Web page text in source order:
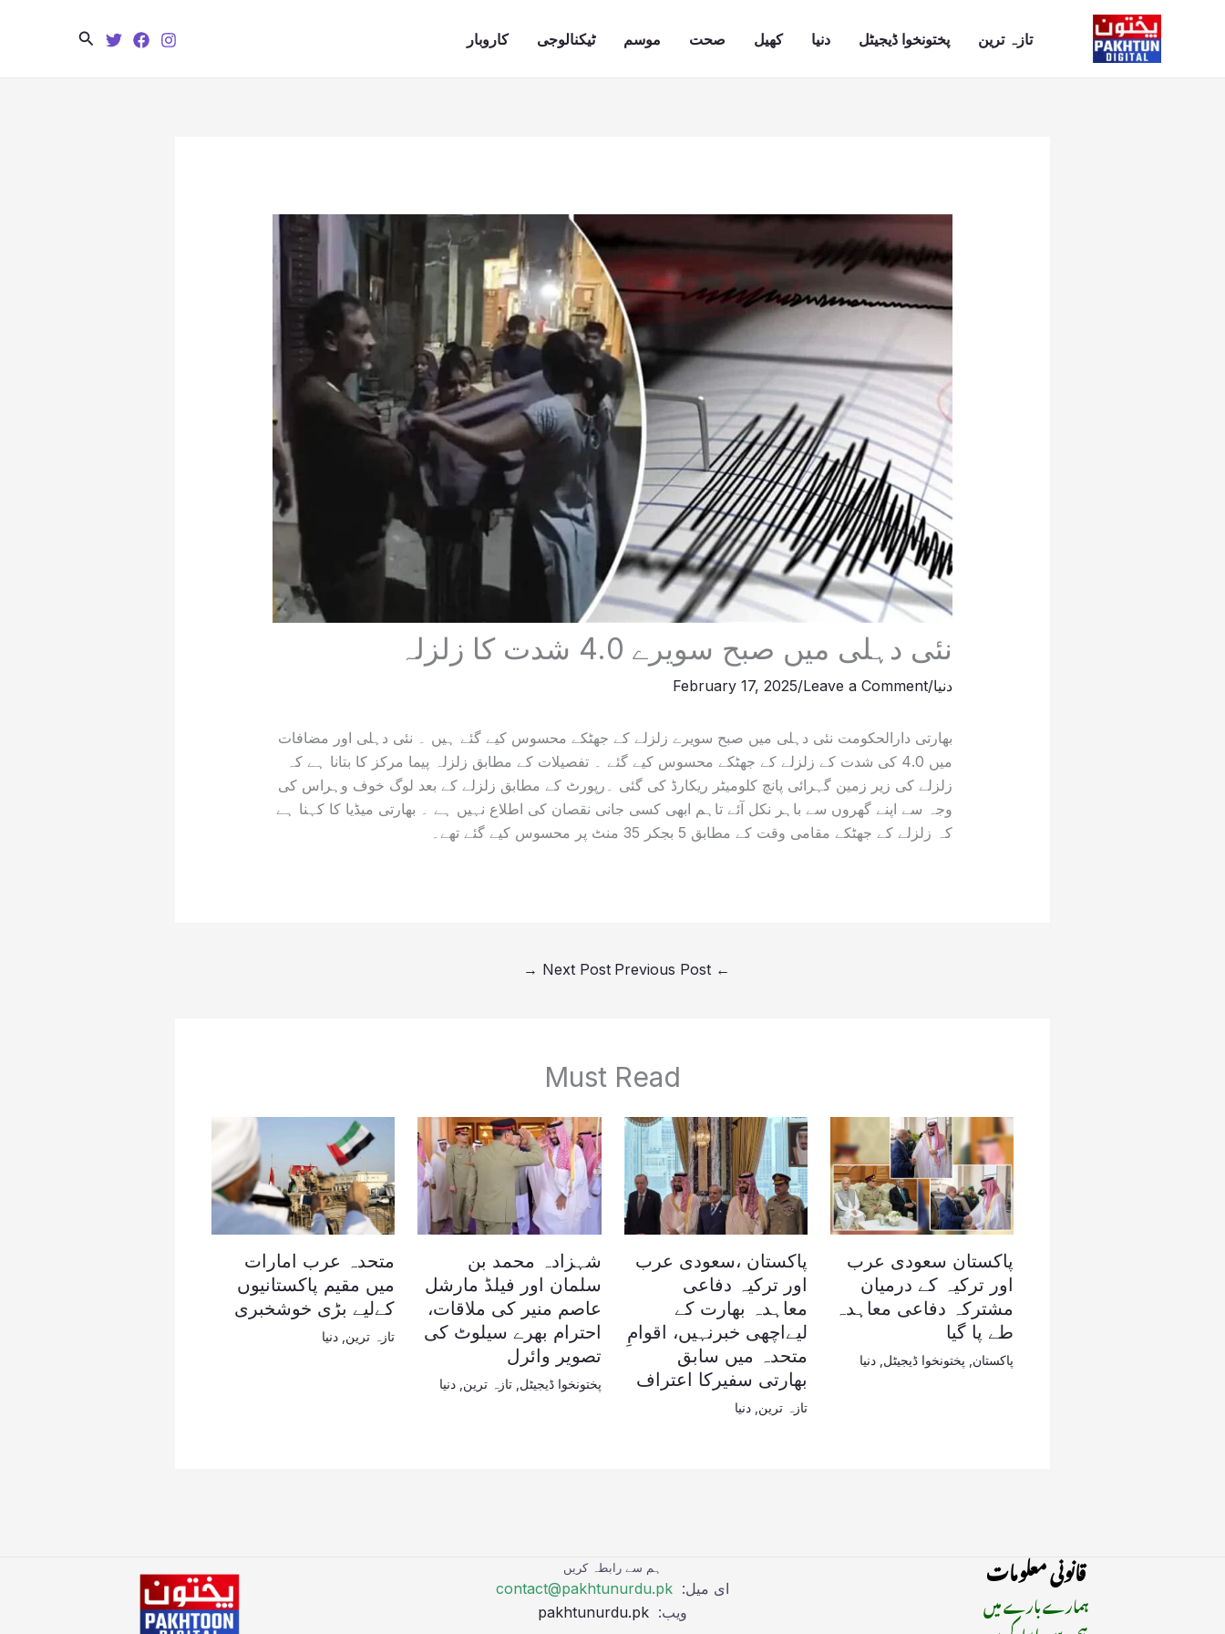
تازہ ترین پختونخوا ڈیجیٹل دنیا کھیل صحت موسم ٹیکنالوجی کاروبار Search
نئی دہلی میں صبح سویرے 4.0 شدت کا زلزلہ
دنیا/
Leave a Comment
/
February 17, 2025
بھارتی دارالحکومت نئی دہلی میں صبح سویرے زلزلے کے جھٹکے محسوس کیے گئے ہیں ۔ نئی دہلی اور مضافات
میں 4.0 کی شدت کے زلزلے کے جھٹکے محسوس کیے گئے ۔ تفصیلات کے مطابق زلزلہ پیما مرکز کا بتانا ہے کہ
زلزلے کی زیر زمین گہرائی پانچ کلومیٹر ریکارڈ کی گئی ۔رپورٹ کے مطابق زلزلے کے بعد لوگ خوف وہراس کی
وجہ سے اپنے گھروں سے باہر نکل آئے تاہم ابھی کسی جانی نقصان کی اطلاع نہیں ہے ۔ بھارتی میڈیا کا کہنا ہے
کہ زلزلے کے جھٹکے مقامی وقت کے مطابق 5 بجکر 35 منٹ پر محسوس کیے گئے تھے۔
←
Next Post
→
Must Read
پاکستان سعودی عرب
اور ترکیہ کے درمیان
مشترکہ دفاعی معاہدہ
طے پا گیا
پاکستان پختونخوا ڈیجیٹل دنیا
پاکستان ،سعودی عرب
اور ترکیہ دفاعی
معاہدہ بھارت کے
لیےاچھی خبرنہیں، اقوامِ
متحدہ میں سابق
بھارتی سفیرکا اعتراف
تازہ ترین ,دنیا
شہزادہ محمد بن
سلمان اور فیلڈ مارشل
عاصم منیر کی ملاقات،
احترام بھرے سیلوٹ کی
تصویر وائرل
پختونخوا ڈیجیٹل ,تازہ ترین ,دنیا
متحدہ عرب امارات
میں مقیم پاکستانیوں
کےلیے بڑی خوشخبری
تازہ ترین دنیا
قانونی معلومات
ہمارے بارے میں
ہم سے رابطہ کریں
ای میل: contact@pakhtunurdu.pk
ویب: